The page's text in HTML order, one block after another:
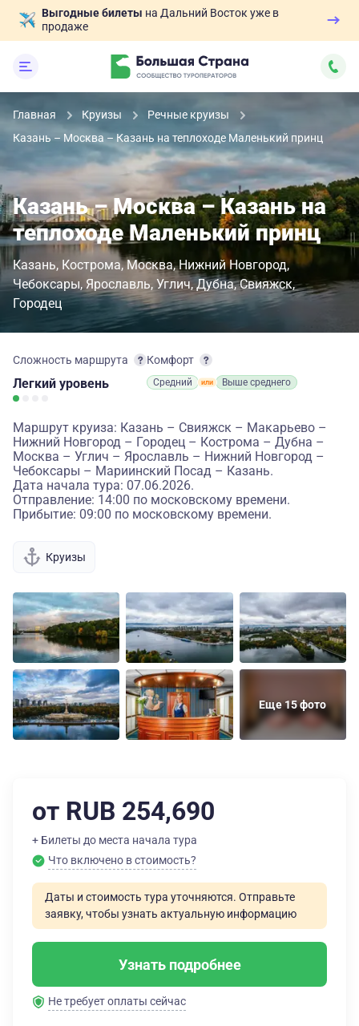
Выгодные билеты на Дальний Восток уже в
продаже
Главная Круизы
Речные круизы
Казань – Москва – Казань на теплоходе Маленький принц
Казань – Москва – Казань на
теплоходе Маленький принц
Казань Кострома Москва Нижний Новгород
Чебоксары Ярославль Углич Дубна Свияжск
Городец
Сложность маршрута
Легкий уровень
Комфорт
Средний Выше среднего
Маршрут круиза: Казань – Свияжск – Макарьево –
Нижний Новгород – Городец – Кострома – Дубна –
Москва – Углич – Ярославль – Нижний Новгород –
Чебоксары – Мариинский Посад – Казань.
Дата начала тура: 07.06.2026.
Отправление: 14:00 по московскому времени.
Прибытие: 09:00 по московскому времени.
Круизы
Еще 15 фото
от RUB 254,690
+ Билеты до места начала тура
Что включено в стоимость?
Даты и стоимость тура уточняются. Отправьте
заявку, чтобы узнать актуальную информацию
Узнать подробнее
Не требует оплаты сейчас